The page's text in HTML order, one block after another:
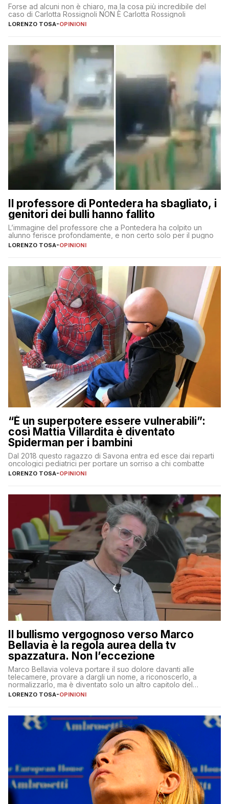
Forse ad alcuni non è chiaro, ma la cosa più incredibile del
caso di Carlotta Rossignoli NON È Carlotta Rossignoli
LORENZO TOSA-OPINIONI
Il professore di Pontedera ha sbagliato, i
genitori dei bulli hanno fallito
L’immagine del professore che a Pontedera ha colpito un
alunno ferisce profondamente, e non certo solo per il pugno
LORENZO TOSA-OPINIONI
“È un superpotere essere vulnerabili”:
così Mattia Villardita è diventato
Spiderman per i bambini
Dal 2018 questo ragazzo di Savona entra ed esce dai reparti
oncologici pediatrici per portare un sorriso a chi combatte
LORENZO TOSA-OPINIONI
Il bullismo vergognoso verso Marco
Bellavia è la regola aurea della tv
spazzatura. Non l’eccezione
Marco Bellavia voleva portare il suo dolore davanti alle
telecamere, provare a dargli un nome, a riconoscerlo, a
normalizzarlo, ma è diventato solo un altro capitolo del
copione
LORENZO TOSA-OPINIONI